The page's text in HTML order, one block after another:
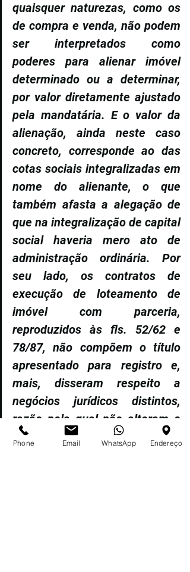
quaisquer naturezas, como os
de compra e venda, não podem
ser interpretados como
poderes para alienar imóvel
determinado ou a determinar,
por valor diretamente ajustado
pela mandatária. E o valor da
alienação, ainda neste caso
concreto, corresponde ao das
cotas sociais integralizadas em
nome do alienante, o que
também afasta a alegação de
que na integralização de capital
social haveria mero ato de
administração ordinária. Por
seu lado, os contratos de
execução de loteamento de
imóvel com parceria,
reproduzidos às fls. 52/62 e
78/87, não compõem o título
apresentado para registro e,
mais, disseram respeito a
negócios jurídicos distintos,
razão pela qual não alteram o
resultado da dúvida “.
Phone Email WhatsApp Endereço